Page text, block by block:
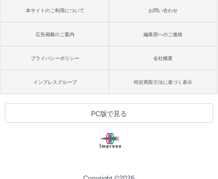
本サイトのご利用について お問い合わせ
広告掲載のご案内 編集部へのご連絡
プライバシーポリシー 会社概要
インプレスグループ 特定商取引法に基づく表示
PC版で見る